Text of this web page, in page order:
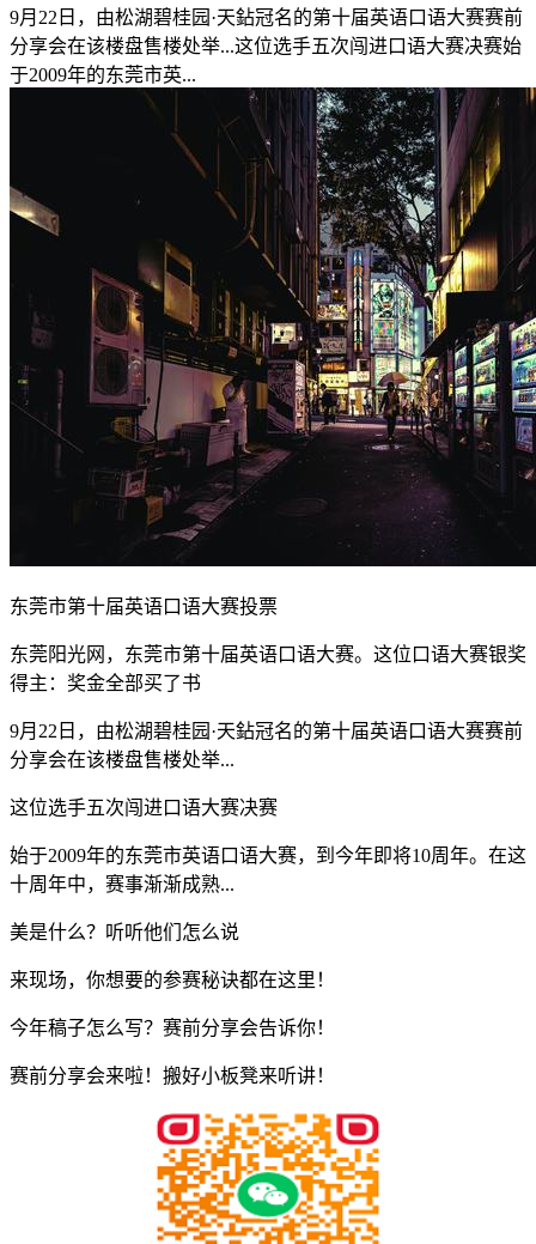
9月22日，由松湖碧桂园·天鉆冠名的第十届英语口语大赛赛前
分享会在该楼盘售楼处举...这位选手五次闯进口语大赛决赛始
于2009年的东莞市英...
东莞市第十届英语口语大赛投票
东莞阳光网，东莞市第十届英语口语大赛。这位口语大赛银奖
得主：奖金全部买了书
9月22日，由松湖碧桂园·天鉆冠名的第十届英语口语大赛赛前
分享会在该楼盘售楼处举...
这位选手五次闯进口语大赛决赛
始于2009年的东莞市英语口语大赛，到今年即将10周年。在这
十周年中，赛事渐渐成熟...
美是什么？听听他们怎么说
来现场，你想要的参赛秘诀都在这里！
今年稿子怎么写？赛前分享会告诉你！
赛前分享会来啦！搬好小板凳来听讲！